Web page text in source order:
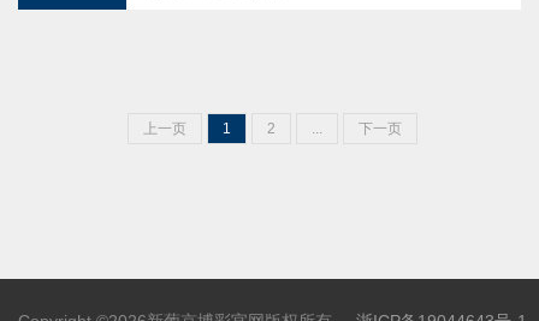
上一页 1 2 ... 下一页